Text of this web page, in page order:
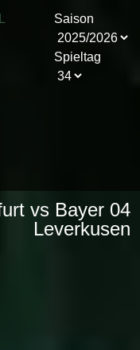
Saison
Spieltag
vs Bayer 04
Leverkusen